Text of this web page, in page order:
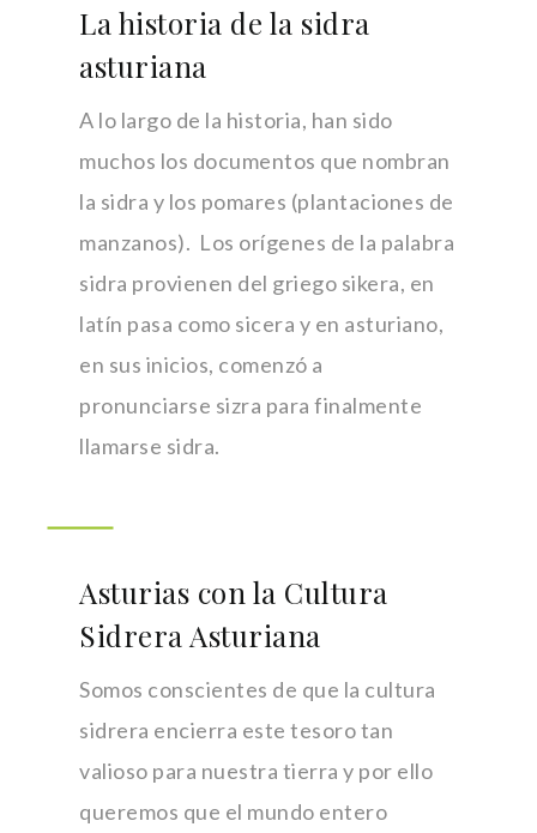
La historia de la sidra
asturiana
A lo largo de la historia, han sido
muchos los documentos que nombran
la sidra y los pomares (plantaciones de
manzanos). Los orígenes de la palabra
sidra provienen del griego sikera, en
latín pasa como sicera y en asturiano,
en sus inicios, comenzó a
pronunciarse sizra para finalmente
llamarse sidra.
Asturias con la Cultura
Sidrera Asturiana
Somos conscientes de que la cultura
sidrera encierra este tesoro tan
valioso para nuestra tierra y por ello
queremos que el mundo entero